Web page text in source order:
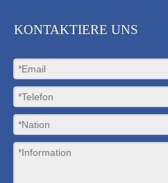
KONTAKTIERE UNS